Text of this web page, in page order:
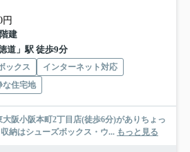
円
建
道」駅 徒歩9分
ックス
インターネット対応
な住宅地
阪小阪本町2丁目店(徒歩6分)がありちょっ
納はシューズボックス・ウ... もっと見る